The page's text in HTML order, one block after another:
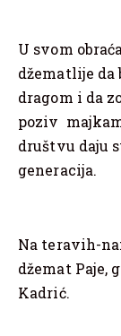
U svom
džematlije da
dragom i da
poziv
društvu daju
generacija.
Na teravih-
džemat Paje,
Kadrić.